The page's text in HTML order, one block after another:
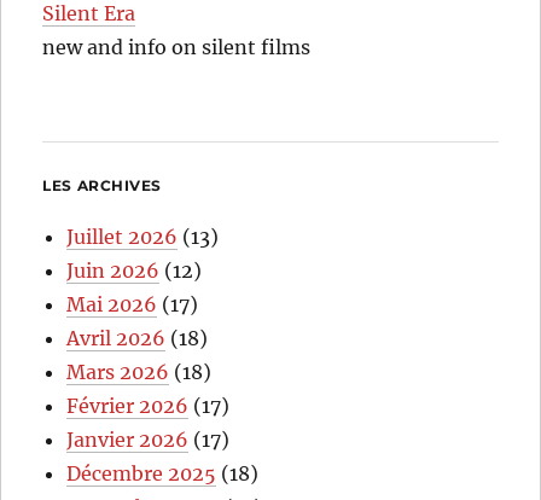
Silent Era
new and info on silent films
LES ARCHIVES
Juillet 2026 (13)
Juin 2026 (12)
Mai 2026 (17)
Avril 2026 (18)
Mars 2026 (18)
Février 2026 (17)
Janvier 2026 (17)
Décembre 2025 (18)